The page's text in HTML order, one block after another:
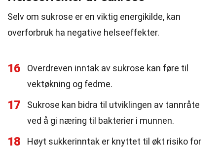
Selv om sukrose er en viktig energikilde, kan
overforbruk ha negative helseeffekter.
16
Overdreven inntak av sukrose kan føre til
vektøkning og fedme.
17
Sukrose kan bidra til utviklingen av tannråte
ved å gi næring til bakterier i munnen.
18
Høyt sukkerinntak er knyttet til økt risiko for